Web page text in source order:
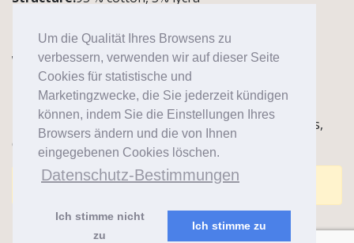
Um die Qualität Ihres Browsens zu
verbessern, verwenden wir auf dieser Seite
Cookies für statistische und
Marketingzwecke, die Sie jederzeit kündigen
können, indem Sie die Einstellungen Ihres
Browsers ändern und die von Ihnen
eingegebenen Cookies löschen.
Datenschutz-Bestimmungen
Ich stimme nicht
zu
Ich stimme zu
Gsm:
220g/m2 +-5%
Width:160 cm /+,-5%
Quantity: 1 roll~50 m
Notes / Application:Knitwear for t-shirts, trousers,
dresses
Comments are closed for this post.